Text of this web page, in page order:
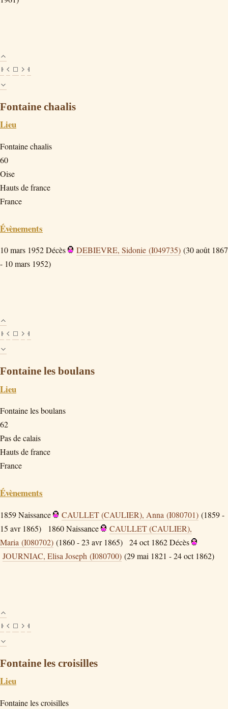
Fontaine chaalis
Lieu
Fontaine chaalis
60
Oise
Hauts de france
France
Évènements
10 mars 1952Décès DEBIEVRE, Sidonie (I049735) (30 août 1867
- 10 mars 1952)
Fontaine les boulans
Lieu
Fontaine les boulans
62
Pas de calais
Hauts de france
France
Évènements
1859Naissance CAULLET (CAULIER), Anna (I080701) (1859 -
15 avr 1865)
1860Naissance
CAULLET (CAULIER),
Maria (I080702) (1860 - 23 avr 1865) 24 oct 1862Décès
JOURNIAC, Elisa Joseph (I080700) (29 mai 1821 - 24 oct 1862)
Fontaine les croisilles
Lieu
Fontaine les croisilles